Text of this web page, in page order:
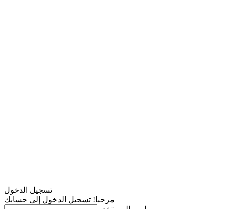
تسجيل الدخول
مرحبا! تسجيل الدخول إلى حسابك